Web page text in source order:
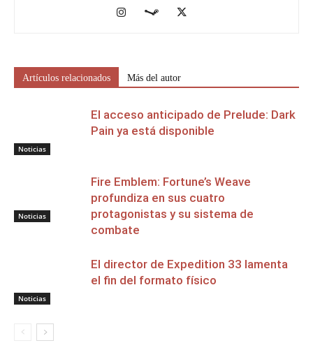
Artículos relacionados Más del autor
Noticias
El acceso anticipado de Prelude: Dark
Pain ya está disponible
Noticias
Fire Emblem: Fortune’s Weave
profundiza en sus cuatro
protagonistas y su sistema de
combate
Noticias
El director de Expedition 33 lamenta
el fin del formato físico